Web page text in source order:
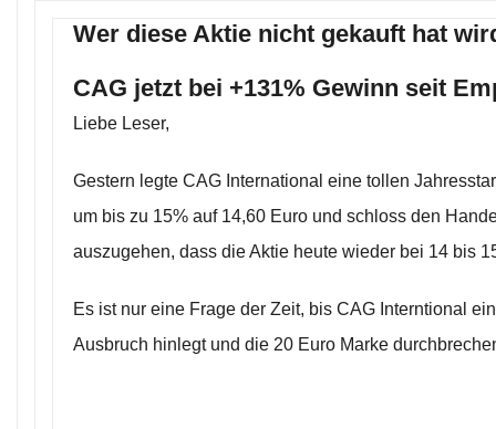
Wer diese Aktie nicht gekauft hat
CAG jetzt bei +131% Gewinn seit
Liebe Leser,
Gestern legte CAG International eine tollen
um bis zu 15% auf 14,60 Euro und schloss den
auszugehen, dass die Aktie heute wieder bei 14 bis
Es ist nur eine Frage der Zeit, bis CAG Interntional
Ausbruch hinlegt und die 20 Euro Marke